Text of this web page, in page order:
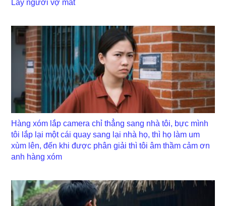
Lấy người vợ mất
Hàng xóm lắp camera chỉ thẳng sang nhà tôi, bực mình
tôi lắp lại một cái quay sang lại nhà họ, thì họ làm um
xùm lên, đến khi được phân giải thì tôi âm thầm cảm ơn
anh hàng xóm